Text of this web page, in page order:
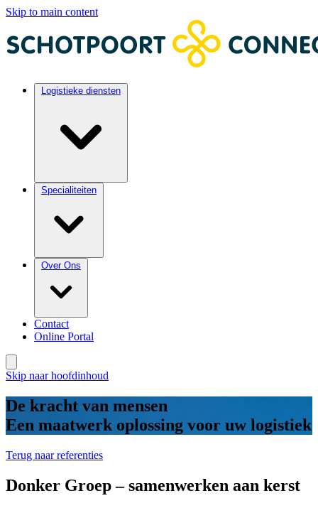
Skip to main content
Logistieke diensten
Specialiteiten
Over Ons
Contact
Online Portal
Skip naar hoofdinhoud
De kracht van mensen
Een maatwerk oplossing voor uw logistiek
Terug naar referenties
Donker Groep – samenwerken aan kerst